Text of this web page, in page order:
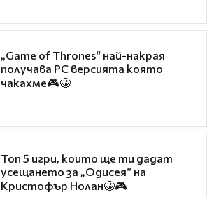
„Game of Thrones“ най-накрая
получава PC версията която
чакахме🎮🤩
Топ 5 игри, които ще ти дадат
усещането за „Одисея“ на
Кристофър Нолан🤩🎮